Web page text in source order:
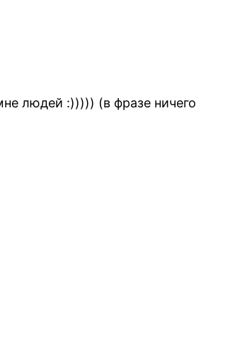
людей :))))) (в фразе ничего